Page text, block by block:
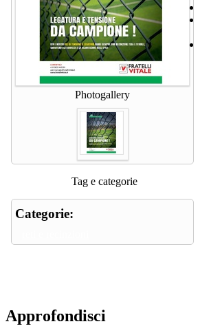
Photogallery
Tag e categorie
Categorie:
Approfondisci